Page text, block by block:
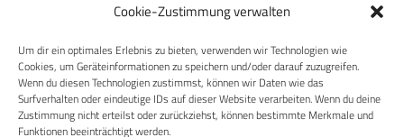
Cookie-Zustimmung verwalten
Um dir ein optimales Erlebnis zu bieten, verwenden wir Technologien wie
Cookies, um Geräteinformationen zu speichern und/oder darauf zuzugreifen.
Wenn du diesen Technologien zustimmst, können wir Daten wie das
Surfverhalten oder eindeutige IDs auf dieser Website verarbeiten. Wenn du deine
Zustimmung nicht erteilst oder zurückziehst, können bestimmte Merkmale und
Funktionen beeinträchtigt werden.
RECHTLICHES
Datenschutzerklärung